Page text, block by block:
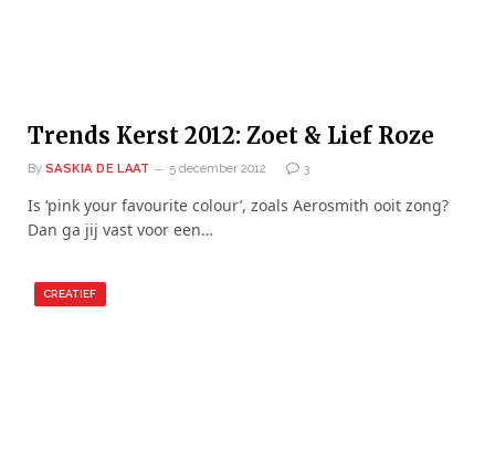
Trends Kerst 2012: Zoet & Lief Roze
By SASKIA DE LAAT 5 december 2012 3
Is ‘pink your favourite colour’, zoals Aerosmith ooit zong?
Dan ga jij vast voor een…
CREATIEF